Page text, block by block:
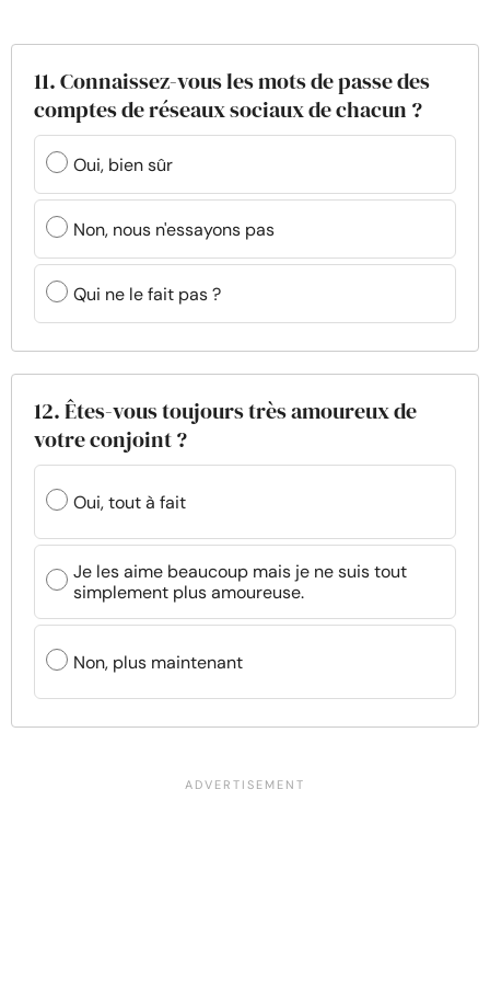
11. Connaissez-vous les mots de passe des
comptes de réseaux sociaux de chacun ?
Oui, bien sûr
Non, nous n'essayons pas
Qui ne le fait pas ?
12. Êtes-vous toujours très amoureux de
votre conjoint ?
Oui, tout à fait
Je les aime beaucoup mais je ne suis tout
simplement plus amoureuse.
Non, plus maintenant